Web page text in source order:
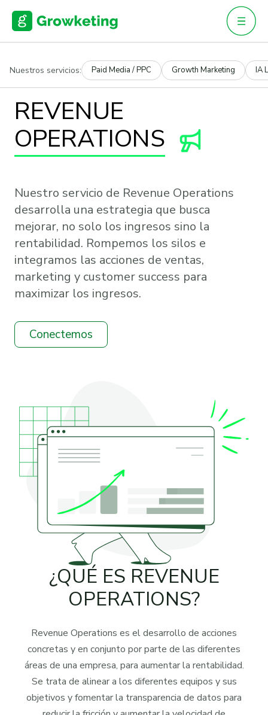
content
Nuestros servicios: Paid Media / PPC Growth Marketing IA
REVENUE
OPERATIONS
Nuestro servicio de Revenue Operations
desarrolla una estrategia que busca
mejorar, no solo los ingresos sino la
rentabilidad. Rompemos los silos e
integramos las acciones de ventas,
marketing y customer success para
maximizar los ingresos.
Conectemos
¿QUÉ ES REVENUE
OPERATIONS?
Revenue Operations es el desarrollo de acciones
concretas y en conjunto por parte de las diferentes
áreas de una empresa, para aumentar la rentabilidad.
Se trata de alinear a los diferentes equipos y sus
objetivos y fomentar la transparencia de datos para